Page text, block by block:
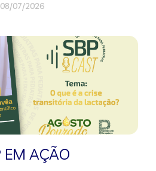
08/07/2026
EM AÇÃO